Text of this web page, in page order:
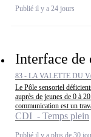
Publié il y a 24 jours
Interface
83 - LA VALETTE DU
Le Pôle sensoriel
auprès de jeunes de 0 à
communication est un
CDI - Temps plein
Publié il y a plus de 30